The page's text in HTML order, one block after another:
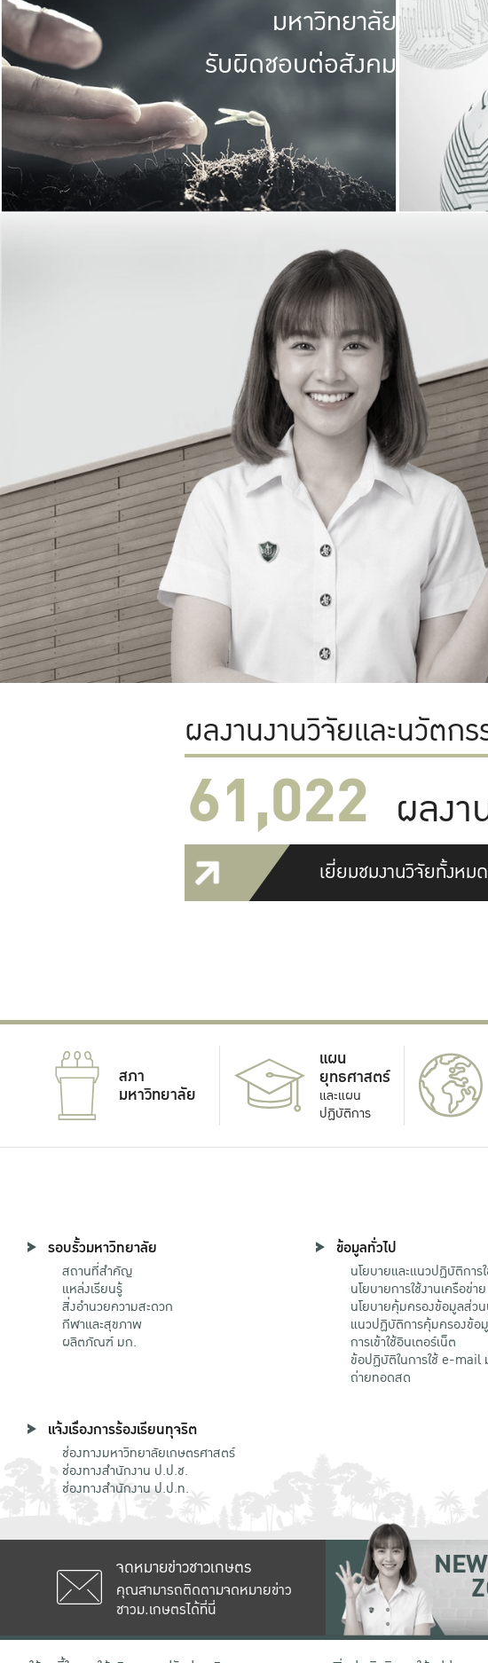
มหาวิทยาลัย
รับผิดชอบต่อสังคม
ผลงานงานวิจัยและนวัตก
61,022 ผลงา
เยี่ยมชมงานวิจัยทั้งหมด
สภา
มหาวิทยาลัย
แผน
ยุทธศาสตร์
และแผน
ปฏิบัติการ
รอบรั้วมหาวิทยาลัย
สถานที่สำคัญ
แหล่งเรียนรู้
สิ่งอำนวยความสะดวก
กีฬาและสุขภาพ
ผลิตภัณฑ์ มก.
ข้อมูลทั่วไป
นโยบายและแนวปฏิบัติกา
นโยบายการใช้งานเครือข่า
นโยบายคุ้มครองข้อมูลส่ว
แนวปฏิบัติการคุ้มครองข้อ
การเข้าใช้อินเตอร์เน็ต
ข้อปฏิบัติในการใช้ e-mail
ถ่ายทอดสด
แจ้งเรื่องการร้องเรียนทุจริต
ช่องทางมหาวิทยาลัยเกษตรศาสตร์
ช่องทางสำนักงาน ป.ป.ช.
ช่องทางสำนักงาน ป.ป.ท.
จดหมายข่าวชาวเกษตร
คุณสามารถติดตามจดหมายข่าว
ชาวม.เกษตรได้ที่นี่